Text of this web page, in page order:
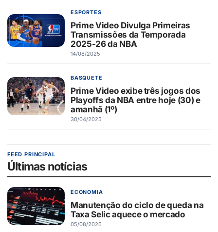
ESPORTES
Prime Video Divulga Primeiras
Transmissões da Temporada
2025-26 da NBA
14/08/2025
BASQUETE
Prime Video exibe três jogos dos
Playoffs da NBA entre hoje (30) e
amanhã (1º)
30/04/2025
FEED PRINCIPAL
Últimas notícias
ECONOMIA
Manutenção do ciclo de queda na
Taxa Selic aquece o mercado
05/08/2026